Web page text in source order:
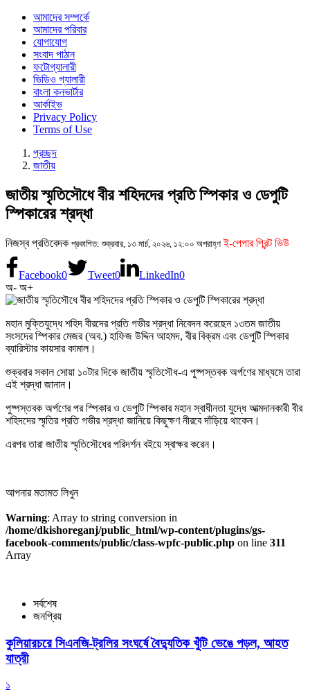
আমাদের সম্পর্কে
আমাদের পরিবার
যোগাযোগ
সংবাদ পাঠান
ফটোগ্যালারী
ভিডিও গ্যালারী
বাংলা কনভার্টার
আর্কাইভ
Privacy Policy
Terms of Use
প্রচ্ছদ
জাতীয়
জাতীয় স্মৃতিসৌধে বীর শহিদদের প্রতি স্পিকার ও ডেপুটি
স্পিকারের শ্রদ্ধা
নিজস্ব প্রতিবেদক প্রকাশিত: শুক্রবার, ১৩ মার্চ, ২০২৬, ১২:০০ অপরাহ্ণ ই-পেপার প্রিন্ট ভিউ
Facebook0 Tweet0 LinkedIn0
অ- অ+
মহান মুক্তিযুদ্ধে শহিদ বীরদের প্রতি গভীর শ্রদ্ধা নিবেদন করেছেন ১৩তম জাতীয়
সংসদের স্পিকার মেজর (অব.) হাফিজ উদ্দিন আহমদ, বীর বিক্রম এবং ডেপুটি স্পিকার
ব্যারিস্টার কায়সার কামাল।
শুক্রবার সকাল সোয়া ১০টার দিকে জাতীয় স্মৃতিসৌধ-এ পুষ্পস্তবক অর্পণের মাধ্যমে তারা
এই শ্রদ্ধা জানান।
পুষ্পস্তবক অর্পণের পর স্পিকার ও ডেপুটি স্পিকার মহান স্বাধীনতা যুদ্ধে আত্মদানকারী বীর
শহিদদের স্মৃতির প্রতি গভীর শ্রদ্ধা জানিয়ে কিছুক্ষণ নীরবে দাঁড়িয়ে থাকেন।
এরপর তারা জাতীয় স্মৃতিসৌধের পরিদর্শন বইয়ে স্বাক্ষর করেন।
আপনার মতামত লিখুন
Warning: Array to string conversion in
/home/dkishoreganj/public_html/wp-content/plugins/gs-
facebook-comments/public/class-wpfc-public.php on line 311
Array
সর্বশেষ
জনপ্রিয়
কুলিয়ারচরে সিএনজি-ট্রলির সংঘর্ষে বৈদ্যুতিক খুঁটি ভেঙে পড়ল, আহত
যাত্রী
১